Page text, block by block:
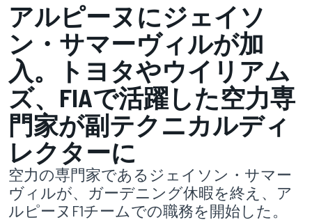
アルピーヌにジェイソ
ン・サマーヴィルが加
入。トヨタやウイリアム
ズ、FIAで活躍した空力専
門家が副テクニカルディ
レクターに
空力の専門家であるジェイソン・サマー
ヴィルが、ガーデニング休暇を終え、ア
ルピーヌF1チームでの職務を開始した。